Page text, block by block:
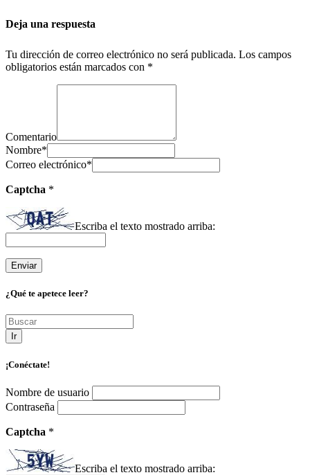
Deja una respuesta
Tu dirección de correo electrónico no será publicada. Los campos
obligatorios están marcados con *
Comentario
Nombre*
Correo electrónico*
Captcha *
Escriba el texto mostrado arriba:
¿Qué te apetece leer?
Ir
¡Conéctate!
Nombre de usuario
Contraseña
Captcha *
Escriba el texto mostrado arriba: